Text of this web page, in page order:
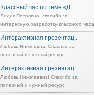
Классный час по теме «Д...
Лидия Петровна, спасибо за
интересную разработку классного часа.
Интерактивная презентац...
Любовь Николевна! Спасибо за
полезный и нужный ресурс.
Интерактивная презентац...
Любовь Николаевна! Спасибо за
полезный и нужный ресурс!